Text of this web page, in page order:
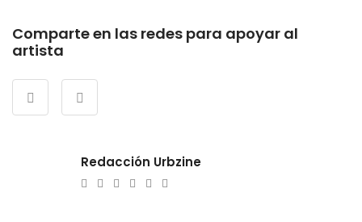
Comparte en las redes para apoyar al
artista
Redacción Urbzine
WebsiteTwitterFacebook
Youtube